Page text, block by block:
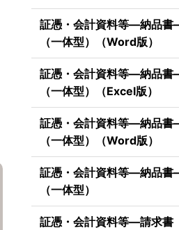
証憑・会計資料等―納品書
（一体型）（Word版）
証憑・会計資料等―納品書
（一体型）（Excel版）
証憑・会計資料等―納品書
（一体型）（Word版）
証憑・会計資料等―納品書
（一体型）
証憑・会計資料等―請求書